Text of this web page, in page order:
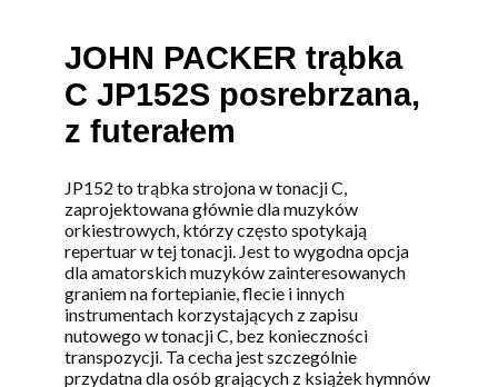
JOHN PACKER trąbka
C JP152S posrebrzana,
z futerałem
JP152 to trąbka strojona w tonacji C,
zaprojektowana głównie dla muzyków
orkiestrowych, którzy często spotykają
repertuar w tej tonacji. Jest to wygodna opcja
dla amatorskich muzyków zainteresowanych
graniem na fortepianie, flecie i innych
instrumentach korzystających z zapisu
nutowego w tonacji C, bez konieczności
transpozycji. Ta cecha jest szczególnie
przydatna dla osób grających z książek hymnów